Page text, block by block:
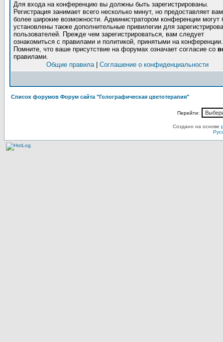
Для входа на конференцию вы должны быть зарегистрированы.
Регистрация занимает всего несколько минут, но предоставляет вам
более широкие возможности. Администратором конференции могут
установлены также дополнительные привилегии для
пользователей. Прежде чем зарегистрироваться, вам следует
ознакомиться с правилами и политикой, принятыми на конференции.
Помните, что ваше присутствие на форумах означает согласие со
правилами.
Общие правила| Соглашение о конфиденциальности
Список форумов Форум сайта "Голографическая цветотерапия"
Перейти:
Создано на основе